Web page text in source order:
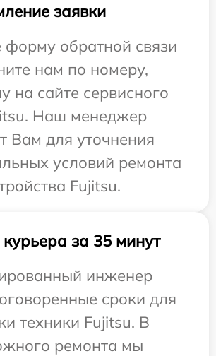
заявки
форму обратной связи
нам по номеру,
на сайте сервисного
Наш менеджер
Вам для уточнения
условий ремонта
Fujitsu.
за 35 минут
инженер
сроки для
техники Fujitsu. В
ремонта мы